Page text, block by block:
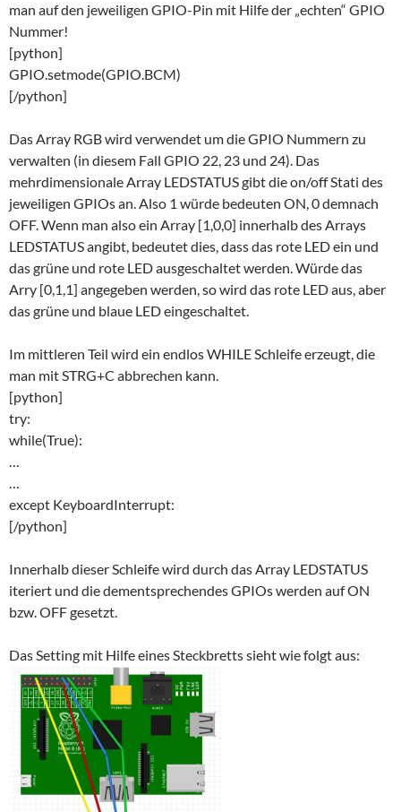
man auf den jeweiligen GPIO-Pin mit Hilfe der „echten“ GPIO
Nummer!
[python]
GPIO.setmode(GPIO.BCM)
[/python]
Das Array RGB wird verwendet um die GPIO Nummern zu
verwalten (in diesem Fall GPIO 22, 23 und 24). Das
mehrdimensionale Array LEDSTATUS gibt die on/off Stati des
jeweiligen GPIOs an. Also 1 würde bedeuten ON, 0 demnach
OFF. Wenn man also ein Array [1,0,0] innerhalb des Arrays
LEDSTATUS angibt, bedeutet dies, dass das rote LED ein und
das grüne und rote LED ausgeschaltet werden. Würde das
Arry [0,1,1] angegeben werden, so wird das rote LED aus, aber
das grüne und blaue LED eingeschaltet.
Im mittleren Teil wird ein endlos WHILE Schleife erzeugt, die
man mit STRG+C abbrechen kann.
[python]
try:
while(True):
…
…
except KeyboardInterrupt:
[/python]
Innerhalb dieser Schleife wird durch das Array LEDSTATUS
iteriert und die dementsprechendes GPIOs werden auf ON
bzw. OFF gesetzt.
Das Setting mit Hilfe eines Steckbretts sieht wie folgt aus: